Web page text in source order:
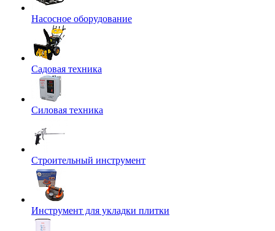
Насосное оборудование
Садовая техника
Силовая техника
Строительный инструмент
Инструмент для укладки плитки